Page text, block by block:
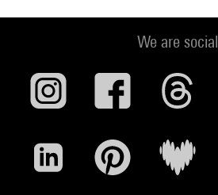
We are social